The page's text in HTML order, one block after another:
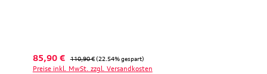
Verkaufspreis:
85,90 € Regulärer Preis:
110,90 € (22.54% gespart)
Preise inkl. MwSt. zzgl. Versandkosten